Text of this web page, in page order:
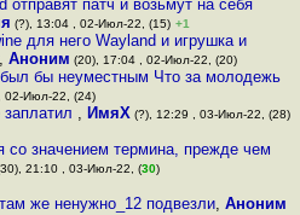
отправят патч и возьмут на себя
(?), 13:04 , 02-Июл-22, (15) +1
для него Wayland и игрушка и
Аноним (20), 17:04 , 02-Июл-22, (20)
был бы неуместным Что за молодежь
02-Июл-22, (24)
, ИмяХ (?), 12:29 , 03-Июл-22, (28)
со значением термина, прежде чем
21:10 , 03-Июл-22, (30)
же ненужно_12 подвезли,Аноним